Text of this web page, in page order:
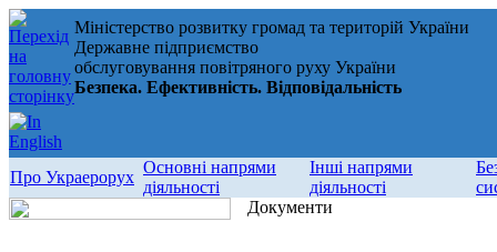
Міністерство розвитку громад та територій України
Державне підприємство
обслуговування повітряного руху України
Безпека. Ефективність. Відповідальність
Про Украерорух
Основні напрями
діяльності
Інші напрями
діяльності
Документи